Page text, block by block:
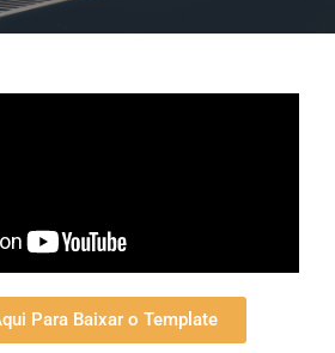
Para Baixar o Template